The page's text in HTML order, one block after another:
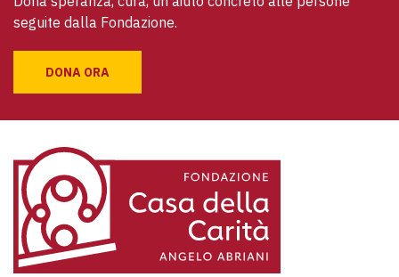
seguite dalla Fondazione.
DONA ORA